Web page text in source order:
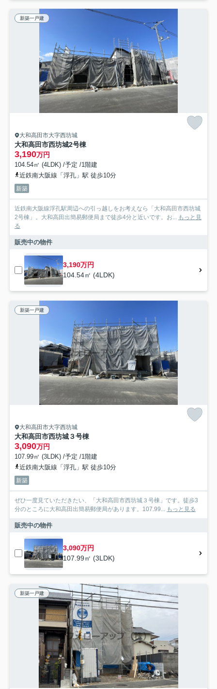
新築一戸建
大和高田市大字西坊城
大和高田市西坊城2号棟
3,190万円
104.54㎡ (4LDK) /予定 /1階建
近鉄南大阪線「浮孔」駅 徒歩10分
新築
近鉄南大阪線浮孔駅周辺への引っ越しをお考えなら「大和高田市西坊城
2号棟」。大和高田出簡易郵便局まで徒歩4分と近いです。お... もっと見
る
販売中の物件
3,190万円
104.54㎡ (4LDK)
新築一戸建
大和高田市大字西坊城
大和高田市西坊城３号棟
3,090万円
107.99㎡ (3LDK) /予定 /1階建
近鉄南大阪線「浮孔」駅 徒歩10分
新築
ぜひ一度見ていただきたい、「大和高田市西坊城３号棟」です。徒歩3
分のところに大和高田出簡易郵便局があります。107.99... もっと見る
販売中の物件
3,090万円
107.99㎡ (3LDK)
新築一戸建